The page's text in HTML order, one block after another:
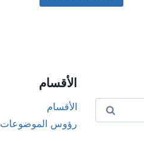
الأقسام
الأقسام
رؤوس الموضوعات